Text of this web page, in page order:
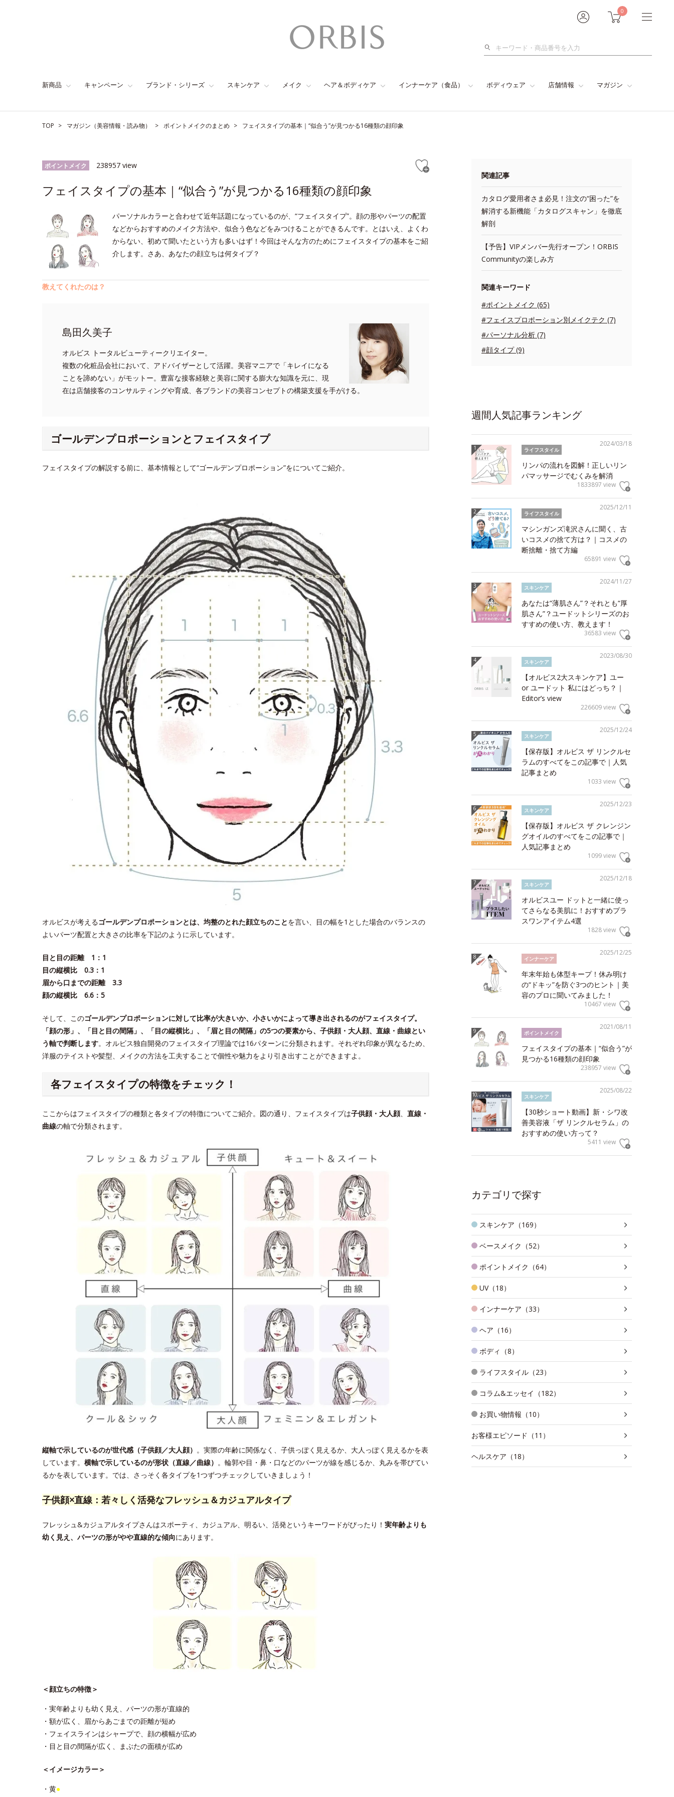
0
検
新商品 キャンペーン ブランド・シリーズ スキンケア メイク ヘア＆ボディケア インナーケア（食品） ボディウェア 店舗情報 マガジン
TOP マガジン（美容情報・読み物） ポイントメイクのまとめ フェイスタイプの基本｜“似合う”が見つかる16種類の顔印象
ポイントメイク 238957 view
フェイスタイプの基本｜“似合う”が見つかる16種類の顔印象
パーソナルカラーと合わせて近年話題になっているのが、“フェイスタイプ”。顔の形やパーツの配置
などからおすすめのメイク方法や、似合う色などをみつけることができるんです。とはいえ、よくわ
からない、初めて聞いたという方も多いはず！今回はそんな方のためにフェイスタイプの基本をご紹
介します。さあ、あなたの顔立ちは何タイプ？
教えてくれたのは？
島田久美子
オルビス トータルビューティークリエイター。
複数の化粧品会社において、アドバイザーとして活躍。美容マニアで「キレイになる
ことを諦めない」がモットー。豊富な接客経験と美容に関する膨大な知識を元に、現
在は店舗接客のコンサルティングや育成、各ブランドの美容コンセプトの構築支援を手がける。
ゴールデンプロポーションとフェイスタイプ
フェイスタイプの解説する前に、基本情報として“ゴールデンプロポーション”をについてご紹介。
オルビスが考えるゴールデンプロポーションとは、均整のとれた顔立ちのことを言い、目の幅を1とした場合のバランスの
よいパーツ配置と大きさの比率を下記のように示しています。
目と目の距離 1：1
目の縦横比 0.3：1
眉から口までの距離 3.3
顔の縦横比 6.6：5
そして、このゴールデンプロポーションに対して比率が大きいか、小さいかによって導き出されるのがフェイスタイプ。
「顔の形」、「目と目の間隔」、「目の縦横比」、「眉と目の間隔」の5つの要素から、子供顔・大人顔、直線・曲線とい
う軸で判断します。オルビス独自開発のフェイスタイプ理論では16パターンに分類されます。それぞれ印象が異なるため、
洋服のテイストや髪型、メイクの方法を工夫することで個性や魅力をより引き出すことができますよ。
各フェイスタイプの特徴をチェック！
ここからはフェイスタイプの種類と各タイプの特徴についてご紹介。図の通り、フェイスタイプは子供顔・大人顔、 直線・
曲線の軸で分類されます。
縦軸で示しているのが世代感（子供顔／大人顔） 。実際の年齢に関係なく、子供っぽく見えるか、大人っぽく見えるかを表
しています。 横軸で示しているのが形状（直線／曲線） 。輪郭や目・鼻・口などのパーツが線を感じるか、丸みを帯びてい
るかを表しています。では、さっそく各タイプを1つずつチェックしていきましょう！
子供顔×直線：若々しく活発なフレッシュ＆カジュアルタイプ
フレッシュ&カジュアルタイプさんはスポーティ、カジュアル、明るい、活発というキーワードがぴったり！ 実年齢よりも
幼く見え、パーツの形がやや直線的な傾向にあります。
＜顔立ちの特徴＞
・実年齢よりも幼く見え、パーツの形が直線的
・額が広く、眉からあごまでの距離が短め
・フェイスラインはシャープで、顔の横幅が広め
・目と目の間隔が広く、まぶたの面積が広め
＜イメージカラー＞
・黄●
関連記事
カタログ愛用者さま必見！注文の“困った”を
解消する新機能「カタログスキャン」を徹底
解剖
【予告】VIPメンバー先行オープン！ORBIS
Communityの楽しみ方
関連キーワード
#ポイントメイク (65)
#フェイスプロポーション別メイクテク (7)
#パーソナル分析 (7)
#顔タイプ (9)
週間人気記事ランキング
2024/03/18
ライフスタイル
リンパの流れを図解！正しいリン
パマッサージでむくみを解消
1833897 view
2025/12/11
ライフスタイル
マシンガンズ滝沢さんに聞く、古
いコスメの捨て方は？｜コスメの
断捨離・捨て方編
65891 view
2024/11/27
スキンケア
あなたは“薄肌さん”？それとも“厚
肌さん”？ユードットシリーズのお
すすめの使い方、教えます！
36583 view
2023/08/30
スキンケア
【オルビス2大スキンケア】ユー
or ユードット 私にはどっち？｜
Editor’s view
226609 view
2025/12/24
スキンケア
【保存版】オルビス ザ リンクルセ
ラムのすべてをこの記事で｜人気
記事まとめ
1033 view
2025/12/23
スキンケア
【保存版】オルビス ザ クレンジン
グオイルのすべてをこの記事で｜
人気記事まとめ
1099 view
2025/12/18
スキンケア
オルビスユー ドットと一緒に使っ
てさらなる美肌に！おすすめプラ
スワンアイテム4選
1828 view
2025/12/25
インナーケア
年末年始も体型キープ！休み明け
の“ドキッ”を防ぐ3つのヒント｜美
容のプロに聞いてみました！
10467 view
2021/08/11
ポイントメイク
フェイスタイプの基本｜“似合う”が
見つかる16種類の顔印象
238957 view
2025/08/22
スキンケア
【30秒ショート動画】新・シワ改
善美容液「ザ リンクルセラム」の
おすすめの使い方って？
5411 view
カテゴリで探す
スキンケア（169）
ベースメイク（52）
ポイントメイク（64）
UV（18）
インナーケア（33）
ヘア（16）
ボディ（8）
ライフスタイル（23）
コラム&エッセイ（182）
お買い物情報（10）
お客様エピソード（11）
ヘルスケア（18）